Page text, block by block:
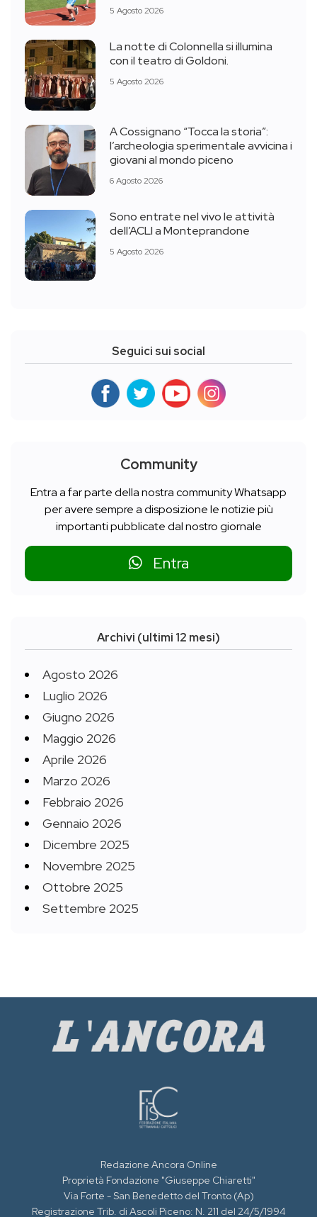
5 Agosto 2026
La notte di Colonnella si illumina
con il teatro di Goldoni.
5 Agosto 2026
A Cossignano “Tocca la storia”:
l’archeologia sperimentale avvicina i
giovani al mondo piceno
6 Agosto 2026
Sono entrate nel vivo le attività
dell’ACLI a Monteprandone
5 Agosto 2026
Seguici sui social
Community
Entra a far parte della nostra community Whatsapp
per avere sempre a disposizione le notizie più
importanti pubblicate dal nostro giornale
Entra
Archivi (ultimi 12 mesi)
Agosto 2026
Luglio 2026
Giugno 2026
Maggio 2026
Aprile 2026
Marzo 2026
Febbraio 2026
Gennaio 2026
Dicembre 2025
Novembre 2025
Ottobre 2025
Settembre 2025
Redazione Ancora Online
Proprietà Fondazione "Giuseppe Chiaretti"
Via Forte - San Benedetto del Tronto (Ap)
Registrazione Trib. di Ascoli Piceno: N. 211 del 24/5/1994